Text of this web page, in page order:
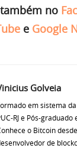
no
e Google
Golveia
em sistema
RJ e Pós-
o Bitcoin
de